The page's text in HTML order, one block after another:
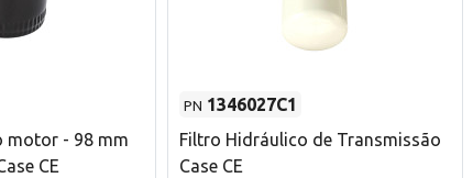
motor - 98 mm
CE
PN 1346027C1
Filtro Hidráulico de Transmissão
Case CE